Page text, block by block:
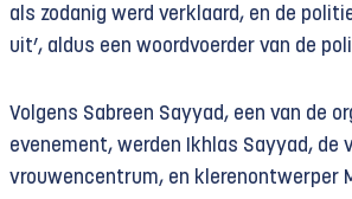
als zodanig werd verklaard, en de
uit’, aldus een woordvoerder van de
Volgens Sabreen Sayyad, een van de
evenement, werden Ikhlas Sayyad, de
vrouwencentrum, en klerenontwerper